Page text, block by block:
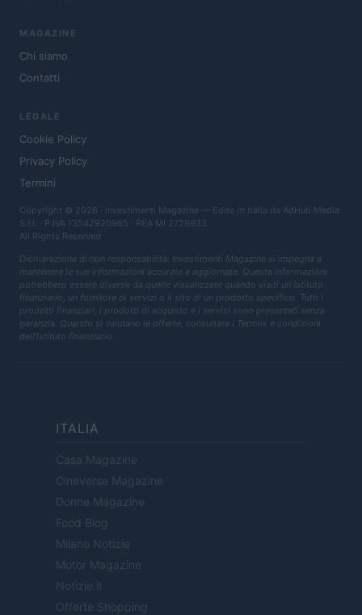
MAGAZINE
Chi siamo
Contatti
LEGALE
Cookie Policy
Privacy Policy
Termini
Copyright © 2026 · Investimenti Magazine — Edito in Italia da AdHub Media
S.r.l. · P.IVA 13542920965 · REA MI 2729933
All Rights Reserved
Dichiarazione di non responsabilità: Investimenti Magazine si impegna a
mantenere le sue informazioni accurate e aggiornate. Queste informazioni
potrebbero essere diverse da quelle visualizzate quando visiti un istituto
finanziario, un fornitore di servizi o il sito di un prodotto specifico. Tutti i
prodotti finanziari, i prodotti di acquisto e i servizi sono presentati senza
garanzia. Quando si valutano le offerte, consultare i Termini e condizioni
dell'istituto finanziario.
ITALIA
Casa Magazine
Cineverse Magazine
Donne Magazine
Food Blog
Milano Notizie
Motor Magazine
Notizie.it
Offerte Shopping